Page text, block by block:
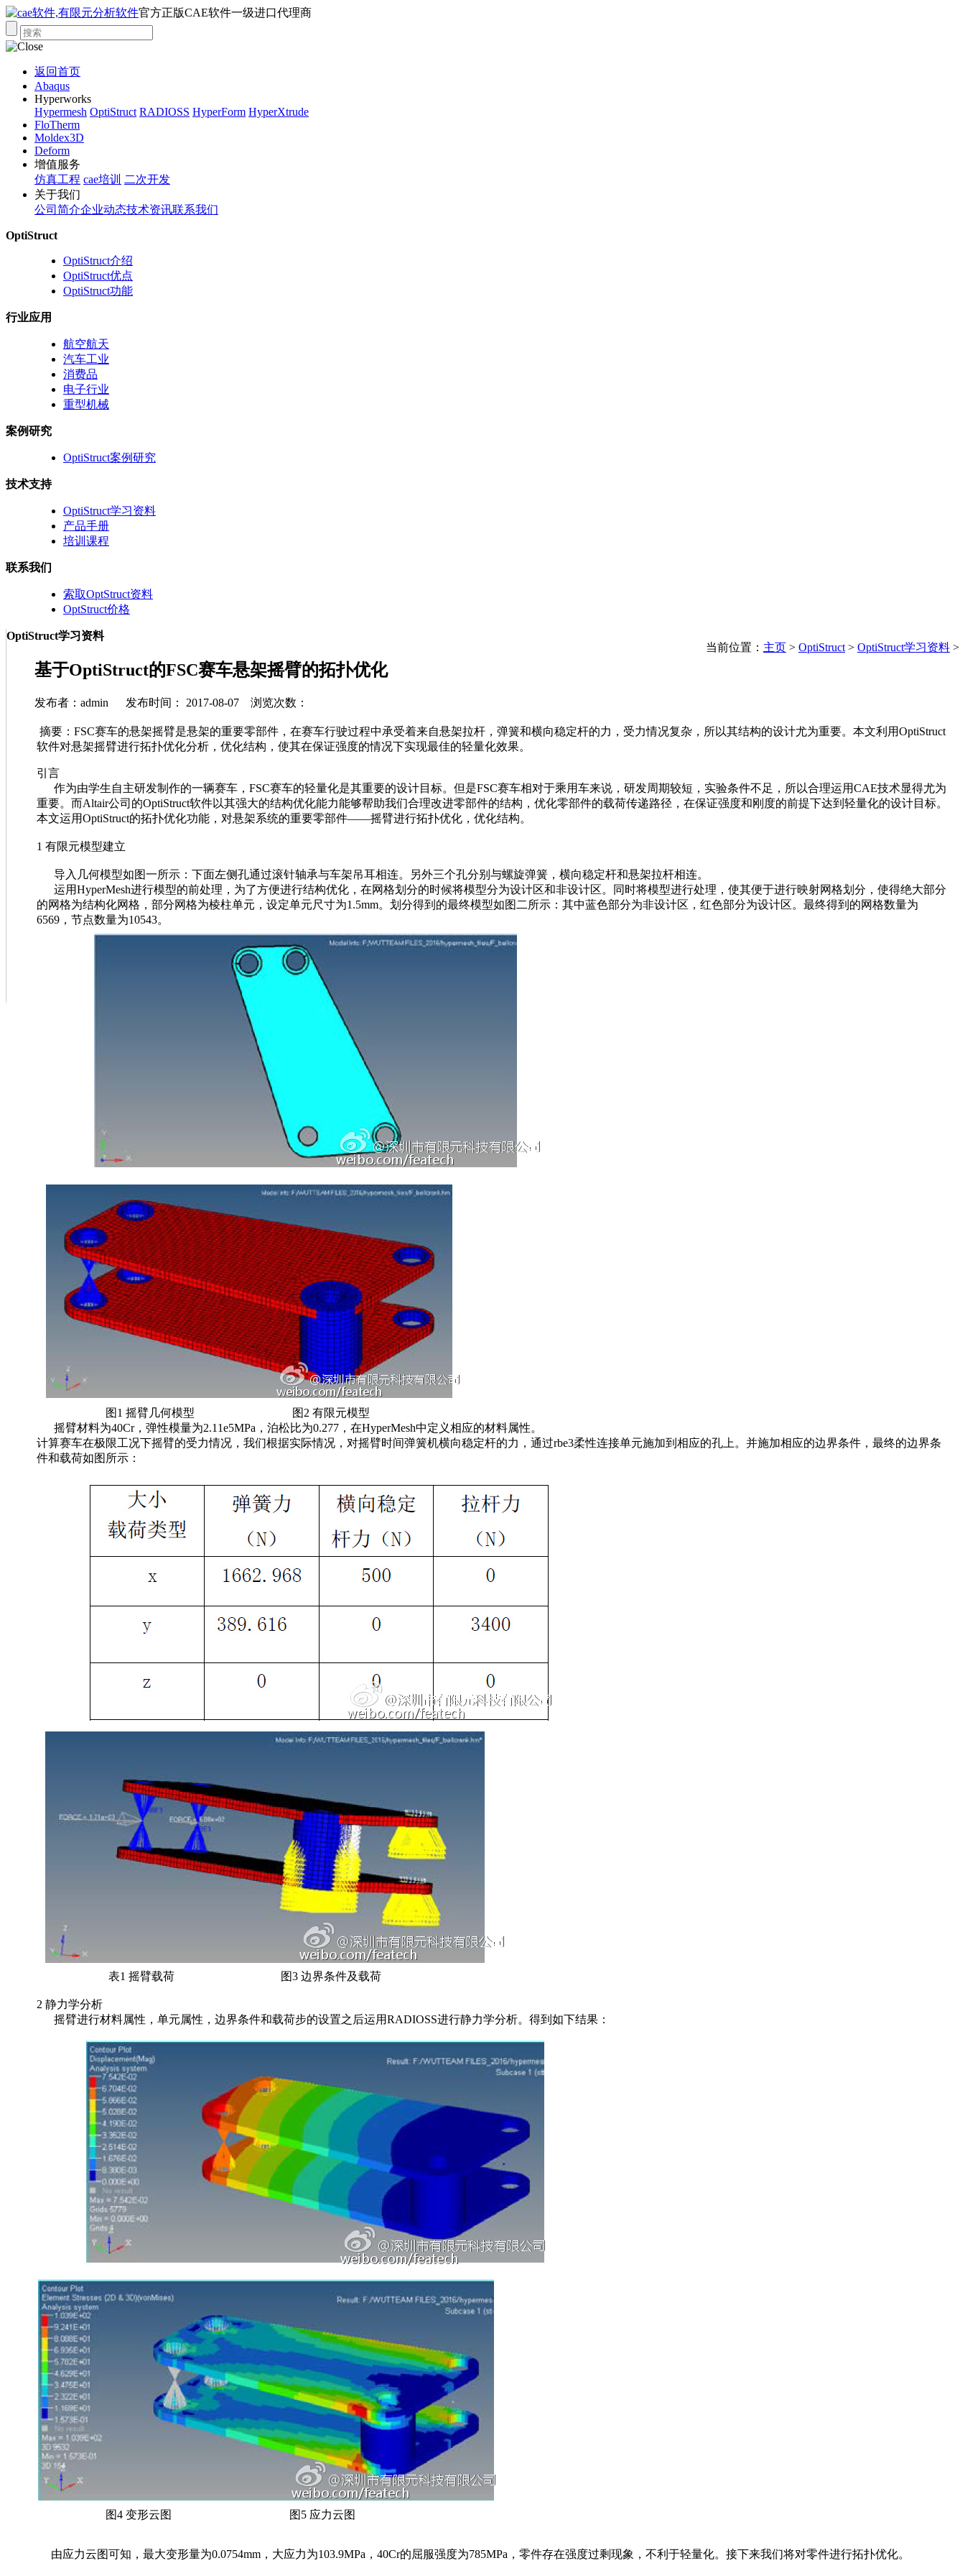
官方正版CAE软件一级进口代理商
返回首页
Abaqus
Hyperworks
Hypermesh OptiStruct RADIOSS HyperForm HyperXtrude
FloTherm
Moldex3D
Deform
增值服务
仿真工程 cae培训
二次开发
关于我们
公司简介企业动态技术资讯联系我们
OptiStruct
OptiStruct介绍
OptiStruct优点
OptiStruct功能
行业应用
航空航天
汽车工业
消费品
电子行业
重型机械
案例研究
OptiStruct案例研究
技术支持
OptiStruct学习资料
产品手册
培训课程
联系我们
索取OptStruct资料
OptStruct价格
OptiStruct学习资料
当前位置： 主页 > OptiStruct > OptiStruct学习资料 >
基于OptiStruct的FSC赛车悬架摇臂的拓扑优化
发布者：admin 发布时间： 2017-08-07 浏览次数：
摘要：FSC赛车的悬架摇臂是悬架的重要零部件，在赛车行驶过程中承受着来自悬架拉杆，弹簧和横向稳定杆的力，受力情况复杂，所以其结构的设计尤为重要。本文利用OptiStruct
软件对悬架摇臂进行拓扑优化分析，优化结构，使其在保证强度的情况下实现最佳的轻量化效果。
引言
作为由学生自主研发制作的一辆赛车，FSC赛车的轻量化是其重要的设计目标。但是FSC赛车相对于乘用车来说，研发周期较短，实验条件不足，所以合理运用CAE技术显得尤为
重要。而Altair公司的OptiStruct软件以其强大的结构优化能力能够帮助我们合理改进零部件的结构，优化零部件的载荷传递路径，在保证强度和刚度的前提下达到轻量化的设计目标。
本文运用OptiStruct的拓扑优化功能，对悬架系统的重要零部件——摇臂进行拓扑优化，优化结构。
1 有限元模型建立
导入几何模型如图一所示：下面左侧孔通过滚针轴承与车架吊耳相连。另外三个孔分别与螺旋弹簧，横向稳定杆和悬架拉杆相连。
运用HyperMesh进行模型的前处理，为了方便进行结构优化，在网格划分的时候将模型分为设计区和非设计区。同时将模型进行处理，使其便于进行映射网格划分，使得绝大部分
的网格为结构化网格，部分网格为棱柱单元，设定单元尺寸为1.5mm。划分得到的最终模型如图二所示：其中蓝色部分为非设计区，红色部分为设计区。最终得到的网格数量为
6569，节点数量为10543。
图1 摇臂几何模型
图2 有限元模型
摇臂材料为40Cr，弹性模量为2.11e5MPa，泊松比为0.277，在HyperMesh中定义相应的材料属性。
计算赛车在极限工况下摇臂的受力情况，我们根据实际情况，对摇臂时间弹簧机横向稳定杆的力，通过rbe3柔性连接单元施加到相应的孔上。并施加相应的边界条件，最终的边界条
件和载荷如图所示：
表1 摇臂载荷 图3 边界条件及载荷
2 静力学分析
摇臂进行材料属性，单元属性，边界条件和载荷步的设置之后运用RADIOSS进行静力学分析。得到如下结果：
图4 变形云图 图5 应力云图
由应力云图可知，最大变形量为0.0754mm，大应力为103.9MPa，40Cr的屈服强度为785MPa，零件存在强度过剩现象，不利于轻量化。接下来我们将对零件进行拓扑优化。